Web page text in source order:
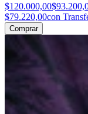
$120.000,00
$79.220,00con
Comprar